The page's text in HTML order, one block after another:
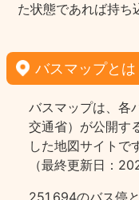
た状態であれば持ち
バスマップとは
バスマップは、各
交通省）が公開す
した地図サイトで
（最終更新日：
251,694のバス停